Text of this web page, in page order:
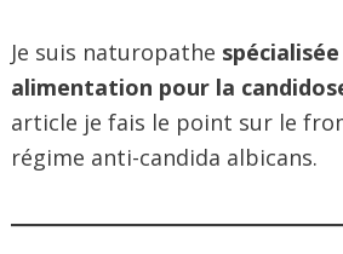
Je suis naturopathe
alimentation pour la
article je fais le point sur le
régime anti-candida albicans.